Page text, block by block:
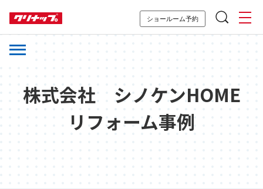
ショールーム予約
株式会社 シノケンHOME
リフォーム事例